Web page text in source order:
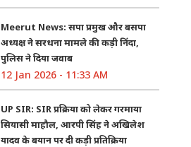
Meerut News: सपा प्रमुख और बसपा
अध्यक्ष ने सरधना मामले की कड़ी निंदा,
पुलिस ने दिया जवाब
12 Jan 2026 - 11:33 AM
UP SIR: SIR प्रक्रिया को लेकर गरमाया
सियासी माहौल, आरपी सिंह ने अखिलेश
यादव के बयान पर दी कड़ी प्रतिक्रिया